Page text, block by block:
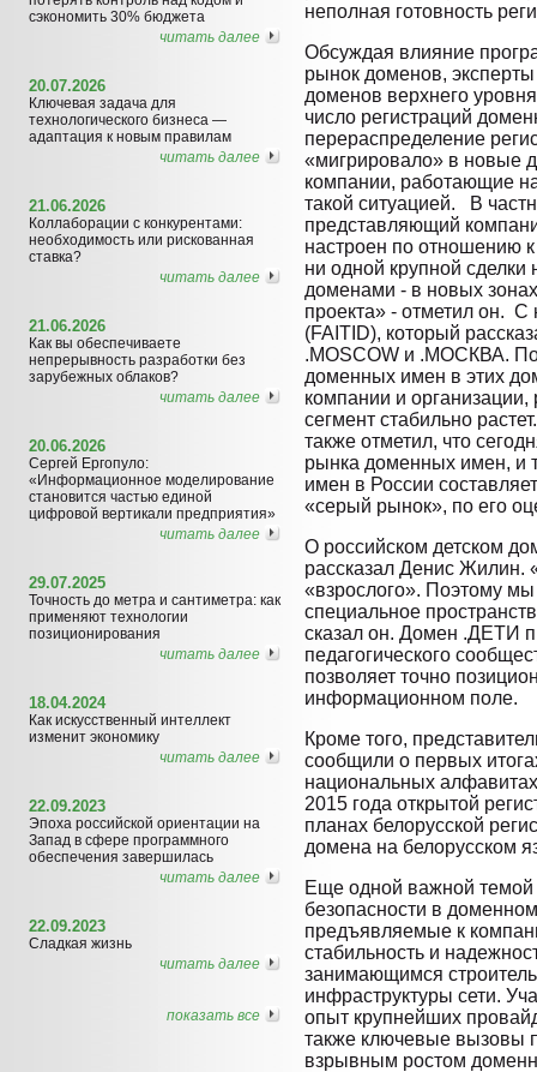
сэкономить 30% бюджета
читать далее
20.07.2026
Ключевая задача для
технологического бизнеса —
адаптация к новым правилам
читать далее
21.06.2026
Коллаборации с конкурентами:
необходимость или рискованная
ставка?
читать далее
21.06.2026
Как вы обеспечиваете
непрерывность разработки без
зарубежных облаков?
читать далее
20.06.2026
Сергей Ергопуло:
«Информационное моделирование
становится частью единой
цифровой вертикали предприятия»
читать далее
29.07.2025
Точность до метра и сантиметра: как
применяют технологии
позиционирования
читать далее
18.04.2024
Как искусственный интеллект
изменит экономику
читать далее
22.09.2023
Эпоха российской ориентации на
Запад в сфере программного
обеспечения завершилась
читать далее
22.09.2023
Сладкая жизнь
читать далее
показать все
неполная готовность
Обсуждая влияние
рынок доменов,
доменов верхнего
число регистраций
перераспределение
«мигрировало» в новые
компании, работающие
такой ситуацией. В
представляющий
настроен по отношению
ни одной крупной
доменами - в новых
проекта» - отметил он.
(FAITID), который
.MOSCOW и .МОСКВА. По
доменных имен в этих
компании и
сегмент стабильно
также отметил, что
рынка доменных имен, и
имен в России
«серый рынок», по его
О российском детском
рассказал Денис Жилин.
«взрослого». Поэтому
специальное
сказал он. Домен .ДЕТИ
педагогического
позволяет точно
информационном поле.
Кроме того,
сообщили о первых
национальных алфавитах
2015 года открытой
планах белорусской
домена на белорусском
Еще одной важной темой
безопасности в
предъявляемые к
стабильность и
занимающимся
инфраструктуры сети.
опыт крупнейших
также ключевые вызовы
взрывным ростом